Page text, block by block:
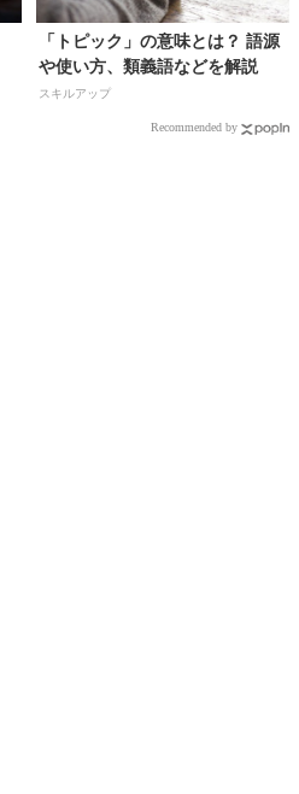
「トピック」の意味とは？ 語源
や使い方、類義語などを解説
スキルアップ
Recommended by